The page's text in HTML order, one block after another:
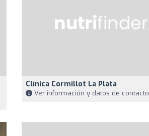
Clínica Cormillot La Plata
Ver información y datos de contacto